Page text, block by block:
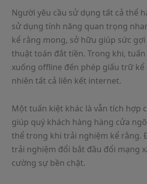
Người yêu cầu sử dụng tất cả thể
sử dụng tính năng quan trọng
kể rằng mong, sở hữu giúp sức
thuật toán đắt tiền. Trong khi,
xuống offline đến phép giấu trữ kể
nhiên tất cả liên kết internet.
Một tuấn kiệt khác là vẫn tích hợp
giúp quý khách hàng hàng cửa
thể trong khi trải nghiệm kể rằng.
trải nghiệm đổi bắt đầu đổi mạng
cường sự bền chặt.